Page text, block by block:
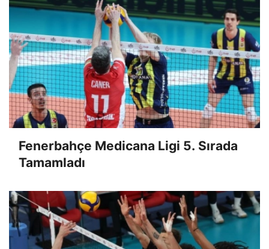
Fenerbahçe Medicana Ligi 5. Sırada
Tamamladı